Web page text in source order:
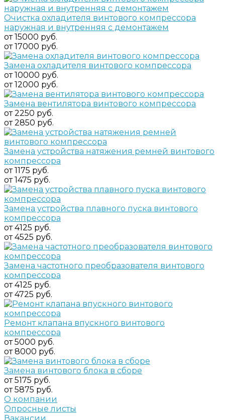
Очистка охладителя винтового компрессора
наружная и внутренняя с демонтажем
от 15000 руб.
от 17000 руб.
Замена охладителя винтового компрессора
от 10000 руб.
от 12000 руб.
Замена вентилятора винтового компрессора
от 2250 руб.
от 2850 руб.
Замена устройства натяжения ремней винтового
компрессора
от 1175 руб.
от 1475 руб.
Замена устройства плавного пуска винтового
компрессора
от 4125 руб.
от 4525 руб.
Замена частотного преобразователя винтового
компрессора
от 4125 руб.
от 4725 руб.
Ремонт клапана впускного винтового
компрессора
от 5000 руб.
от 8000 руб.
Замена винтового блока в сборе
от 5175 руб.
от 5875 руб.
О компании
Опросные листы